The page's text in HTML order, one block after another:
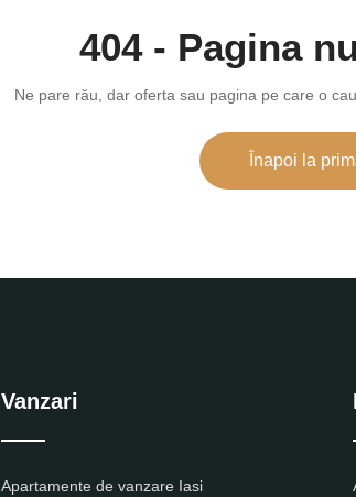
404 - Pagina
Ne pare rău, dar oferta sau pagina pe care o
Înapoi la
Vanzari
Apartamente de vanzare Iasi